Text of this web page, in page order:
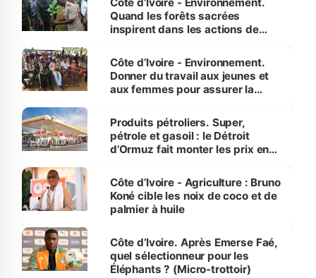
Quand les forêts sacrées
inspirent dans les actions de
Côte d’Ivoire - Environnement.
Donner du travail aux jeunes et
aux femmes pour assurer la
menacées
Produits pétroliers. Super,
pétrole et gasoil : le Détroit
d’Ormuz fait monter les prix en
Côte d’Ivoire - Agriculture : Bruno
Koné cible les noix de coco et de
palmier à huile
Côte d’Ivoire. Après Emerse Faé,
quel sélectionneur pour les
Éléphants ? (Micro-trottoir)